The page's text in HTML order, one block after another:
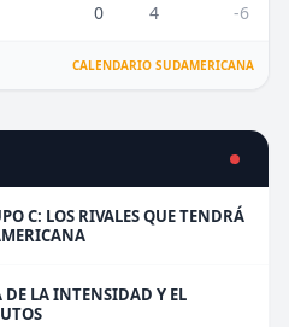
0 4 -6
CALENDARIO SUDAMERICANA
C: LOS RIVALES QUE TENDRÁ
LA INTENSIDAD Y EL